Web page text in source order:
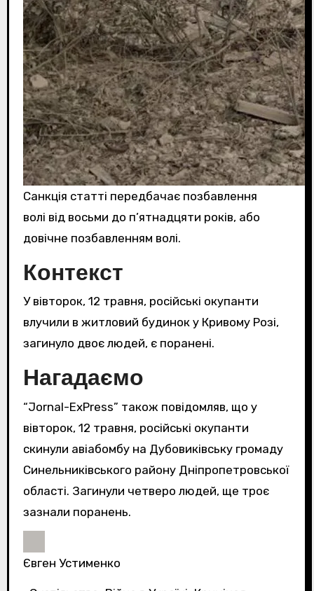
Санкція статті передбачає позбавлення
волі від восьми до п’ятнадцяти років, або
довічне позбавленням волі.
Контекст
У вівторок, 12 травня, російські окупанти
влучили в житловий будинок у Кривому Розі,
загинуло двоє людей, є поранені.
Нагадаємо
“Jornal-ExPress” також повідомляв, що у
вівторок, 12 травня, російські окупанти
скинули авіабомбу на Дубовиківську громаду
Синельниківського району Дніпропетровської
області. Загинули четверо людей, ще троє
зазнали поранень.
Євген Устименко